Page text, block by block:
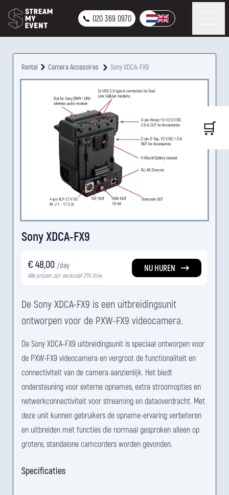
📞 020 369 0970
Rental Camera Accesoires Sony XDCA-FX9
Sony XDCA-FX9
€ 48,00 /day
Alle prijzen zijn exclusief 21% btw.
NU HUREN
De Sony XDCA-FX9 is een uitbreidingsunit
ontworpen voor de PXW-FX9 videocamera.
De Sony XDCA-FX9 uitbreidingsunit is speciaal ontworpen voor
de PXW-FX9 videocamera en vergroot de functionaliteit en
connectiviteit van de camera aanzienlijk. Het biedt
ondersteuning voor externe opnames, extra stroomopties en
netwerkconnectiviteit voor streaming en dataoverdracht. Met
deze unit kunnen gebruikers de opname-ervaring verbeteren
en uitbreiden met functies die normaal gesproken alleen op
grotere, standalone camcorders worden gevonden.
Specificaties
🛒